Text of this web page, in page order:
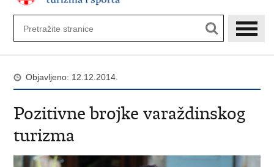
Objavljeno: 12.12.2014.
Pozitivne brojke varaždinskog
turizma